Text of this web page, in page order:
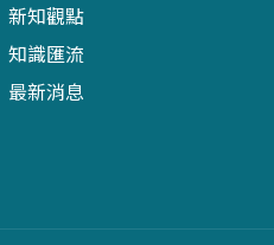
新知觀點
知識匯流
最新消息